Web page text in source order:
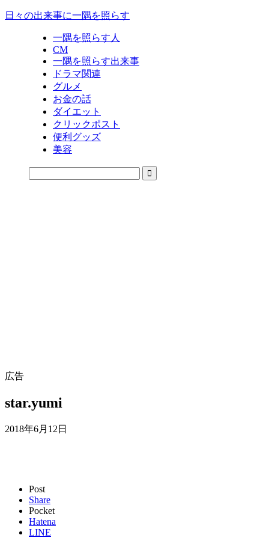
日々の出来事に一隅を照らす
一隅を照らす人
CM
一隅を照らす出来事
ドラマ関連
グルメ
お金の話
ダイエット
クリックポスト
便利グッズ
美容
広告
star.yumi
2018年6月12日
Post
Share
Pocket
Hatena
LINE